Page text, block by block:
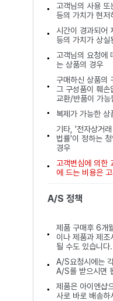
고객님의 사용
등의 가치가 현저
시간이 경과되어
등의 가치가 상실
고객님의 요청에
는 상품의 경우
구매하신 상품의
그 구성품이 훼손
교환/반품이 가능
복제가 가능한
기타, '전자상거
법률'이 정하는
경우
고객변심에 의한
에 드는 비용은
A/S 정책
제품 구매후 6개
이나 제품과 제
될 수도 있습니다.
A/S요청시에는
A/S를 받으시면
제품은 아이엔샵
사로 바로 배송하